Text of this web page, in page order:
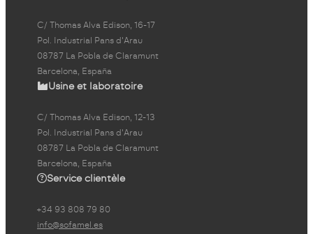
C/ Thomas Alva Edison, 16-17
Pol. Industrial Pans d'Arau
08787 La Pobla de Claramunt
Barcelona, España
Usine et laboratoire
C/ Thomas Alva Edison, 12-13
Pol. Industrial Pans d'Arau
08787 La Pobla de Claramunt
Barcelona, España
Service clientèle
+34 93 808 79 80
info@sofamel.es